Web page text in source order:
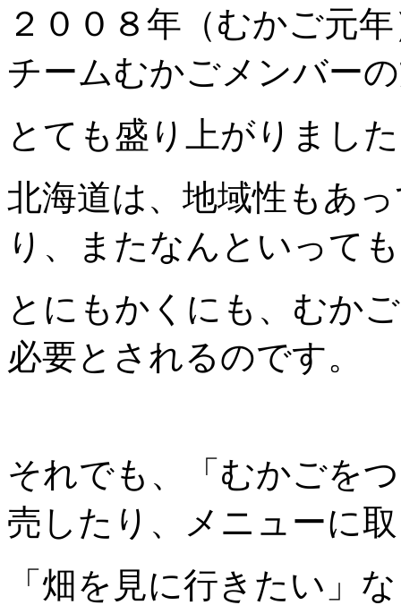
２００８年（むかご元
チームむかごメンバー
とても盛り上がりまし
北海道は、地域性もあ
り、またなんといって
とにもかくにも、むか
必要とされるのです。
それでも、「むかごを
売したり、メニューに
「畑を見に行きたい」